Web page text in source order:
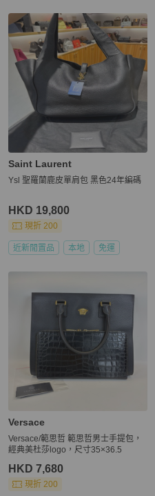
Saint Laurent
Ysl 聖羅蘭鹿皮單肩包 黑色24年編碼
HKD 19,800
現折 200
近新閒置品 本地 免運
Versace
Versace/範思哲 範思哲男士手提包，
經典美杜莎logo，尺寸35×36.5
HKD 7,680
現折 200